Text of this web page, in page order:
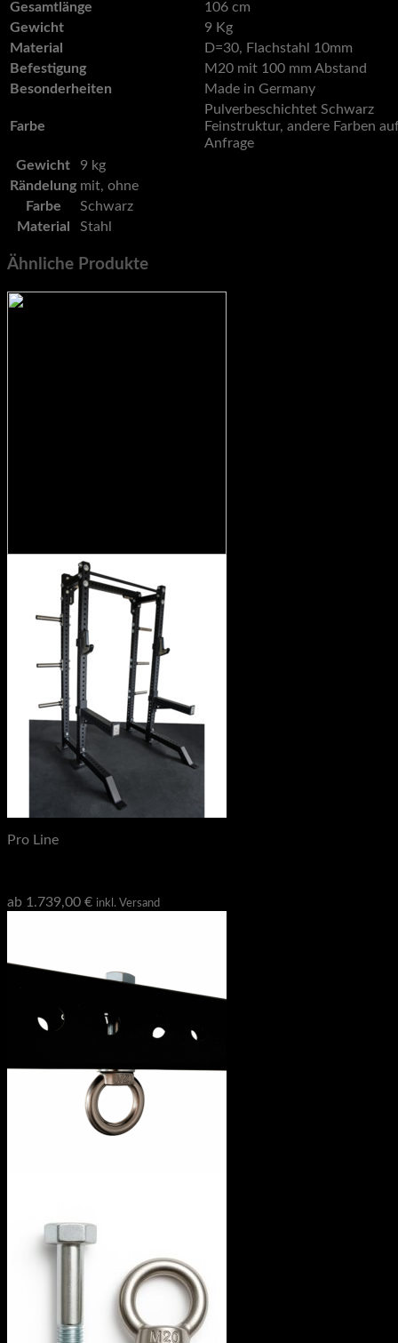
Gesamtlänge
106 cm
Gewicht
9 Kg
Material
D=30, Flachstahl 10mm
Befestigung
M20 mit 100 mm Abstand
Besonderheiten
Made in Germany
Farbe
Pulverbeschichtet Schwarz
Feinstruktur, andere Farben
Anfrage
Gewicht
9 kg
Rändelung mit, ohne
Farbe
Schwarz
Material
Stahl
Ähnliche Produkte
Pro Line
ab 1.739,00 € inkl. Versand